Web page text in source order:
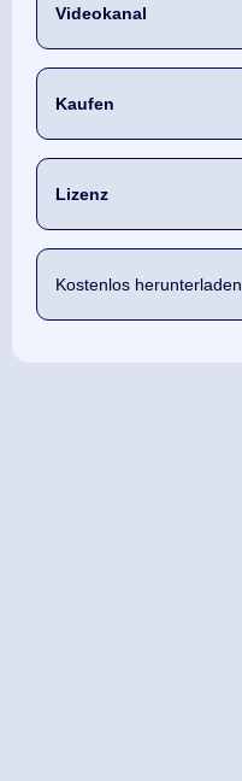
Videokanal
Kaufen
Lizenz
Kostenlos herunterladen